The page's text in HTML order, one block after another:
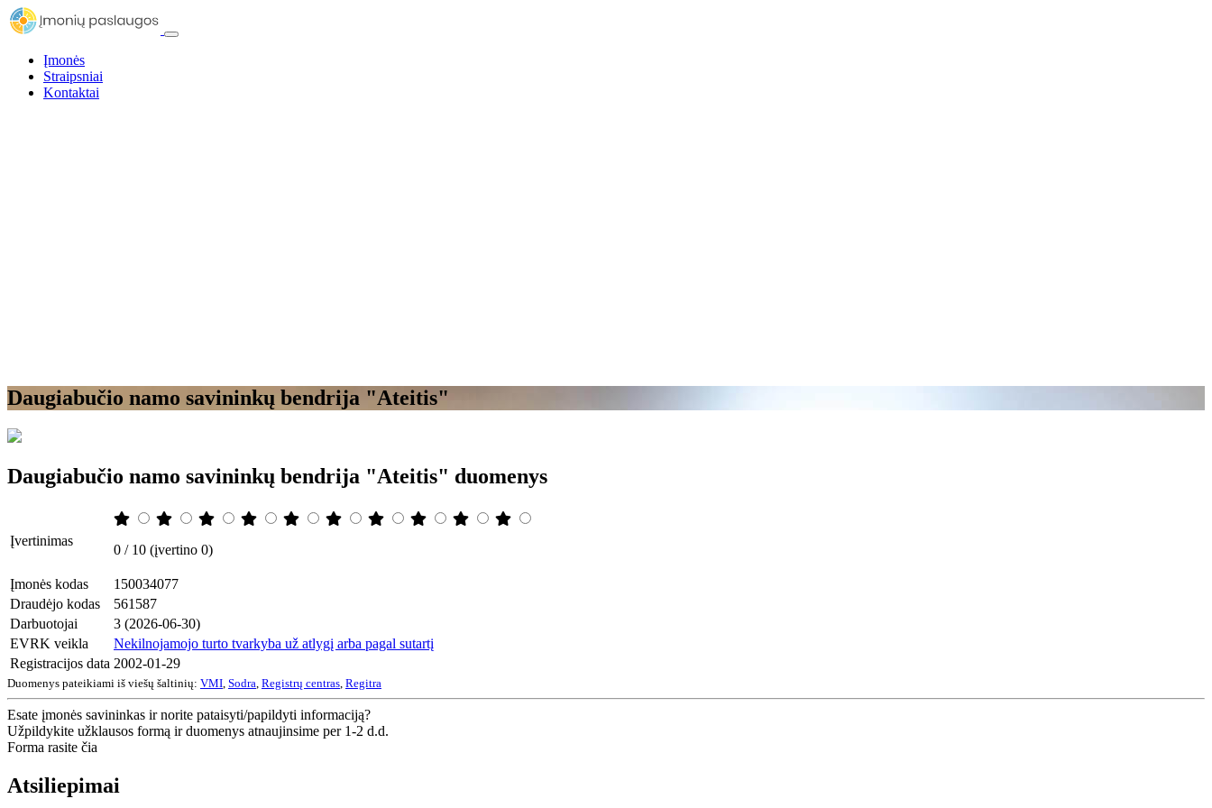
Įmonės
Straipsniai
Kontaktai
Daugiabučio namo savininkų bendrija "Ateitis"
Daugiabučio namo savininkų bendrija "Ateitis" duomenys
Įvertinimas
0 / 10 (įvertino 0)
Įmonės kodas
150034077
Draudėjo kodas
561587
Darbuotojai
3 (2026-06-30)
EVRK veikla
Nekilnojamojo turto tvarkyba už atlygį arba pagal sutartį
Registracijos data 2002-01-29
Duomenys pateikiami iš viešų šaltinių: VMI Sodra Registrų centras Regitra
Esate įmonės savininkas ir norite pataisyti/papildyti informaciją?
Užpildykite užklausos formą ir duomenys atnaujinsime per 1-2 d.d.
Forma rasite čia
Atsiliepimai